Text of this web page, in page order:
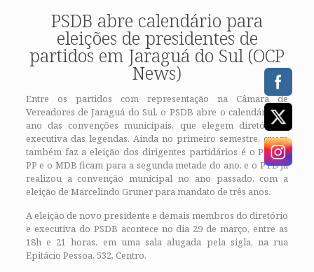
PSDB abre calendário para
eleições de presidentes de
partidos em Jaraguá do Sul (OCP
News)
Entre os partidos com representação na Câmara de
Vereadores de Jaraguá do Sul, o PSDB abre o calendário do
ano das convenções municipais, que elegem diretório e
executiva das legendas. Ainda no primeiro semestre, quem
também faz a eleição dos dirigentes partidários é o PSD. O
PP e o MDB ficam para a segunda metade do ano, e o PTB já
realizou a convenção municipal no ano passado, com a
eleição de Marcelindo Gruner para mandato de três anos.
A eleição de novo presidente e demais membros do diretório
e executiva do PSDB acontece no dia 29 de março, entre as
18h e 21 horas, em uma sala alugada pela sigla, na rua
Epitácio Pessoa, 532, Centro.